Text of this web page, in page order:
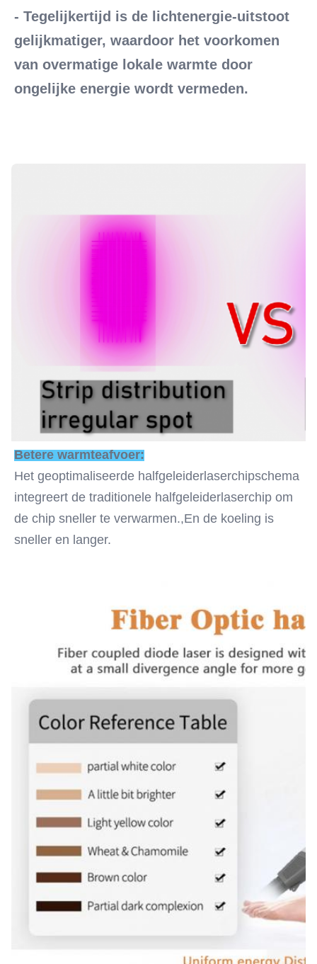
- Tegelijkertijd is de lichtenergie-uitstoot
gelijkmatiger, waardoor het voorkomen
van overmatige lokale warmte door
ongelijke energie wordt vermeden.
Betere warmteafvoer:
Het geoptimaliseerde halfgeleiderlaserchipschema
integreert de traditionele halfgeleiderlaserchip om
de chip sneller te verwarmen.,En de koeling is
sneller en langer.